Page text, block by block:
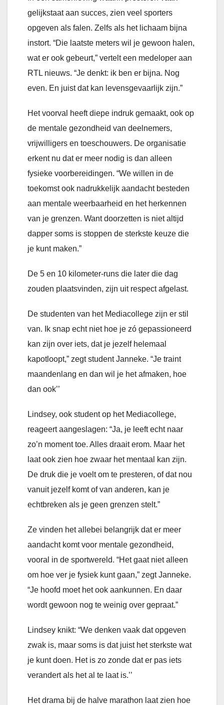
gelijkstaat aan succes, zien veel sporters
opgeven als falen. Zelfs als het lichaam bijna
instort. “Die laatste meters wil je gewoon halen,
wat er ook gebeurt,” vertelt een medeloper aan
RTL nieuws. “Je denkt: ik ben er bijna. Nog
even. En juist dat kan levensgevaarlijk zijn.”
Het voorval heeft diepe indruk gemaakt, ook op
de mentale gezondheid van deelnemers,
vrijwilligers en toeschouwers. De organisatie
erkent nu dat er meer nodig is dan alleen
fysieke voorbereidingen. “We willen in de
toekomst ook nadrukkelijk aandacht besteden
aan mentale weerbaarheid en het herkennen
van je grenzen. Want doorzetten is niet altijd
dapper soms is stoppen de sterkste keuze die
je kunt maken.”
De 5 en 10 kilometer-runs die later die dag
zouden plaatsvinden, zijn uit respect afgelast.
De studenten van het Mediacollege zijn er stil
van. Ik snap echt niet hoe je zó gepassioneerd
kan zijn over iets, dat je jezelf helemaal
kapotloopt,” zegt student Janneke. “Je traint
maandenlang en dan wil je het afmaken, hoe
dan ook’’
Lindsey, ook student op het Mediacollege,
reageert aangeslagen: “Ja, je leeft echt naar
zo’n moment toe. Alles draait erom. Maar het
laat ook zien hoe zwaar het mentaal kan zijn.
De druk die je voelt om te presteren, of dat nou
vanuit jezelf komt of van anderen, kan je
echtbreken als je geen grenzen stelt.”
Ze vinden het allebei belangrijk dat er meer
aandacht komt voor mentale gezondheid,
vooral in de sportwereld. “Het gaat niet alleen
om hoe ver je fysiek kunt gaan,” zegt Janneke.
“Je hoofd moet het ook aankunnen. En daar
wordt gewoon nog te weinig over gepraat.”
Lindsey knikt: “We denken vaak dat opgeven
zwak is, maar soms is dat juist het sterkste wat
je kunt doen. Het is zo zonde dat er pas iets
verandert als het al te laat is.’’
Het drama bij de halve marathon laat zien hoe